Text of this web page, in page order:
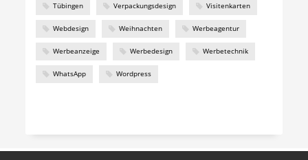
Tübingen Verpackungsdesign Visitenkarten
Webdesign Weihnachten Werbeagentur
Werbeanzeige Werbedesign Werbetechnik
WhatsApp Wordpress